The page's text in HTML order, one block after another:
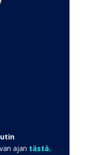
ajan tästä.